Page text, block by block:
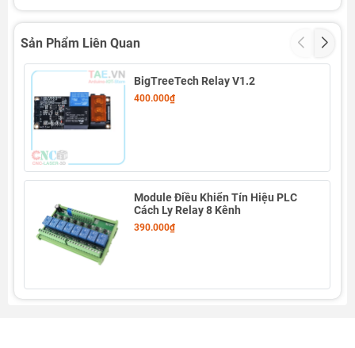
Sản Phẩm Liên Quan
BigTreeTech Relay V1.2
400.000₫
Module Điều Khiển Tín Hiệu PLC
Cách Ly Relay 8 Kênh
390.000₫